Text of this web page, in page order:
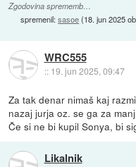
Zgodovina sprememb…
spremenil:sasoe(18. jun 2025
WRC555
:: 19. jun 2025, 09:47
Za tak denar nimaš kaj
nazaj jurja oz. se ga za
Če si ne bi kupil Sonya, bi
Likalnik